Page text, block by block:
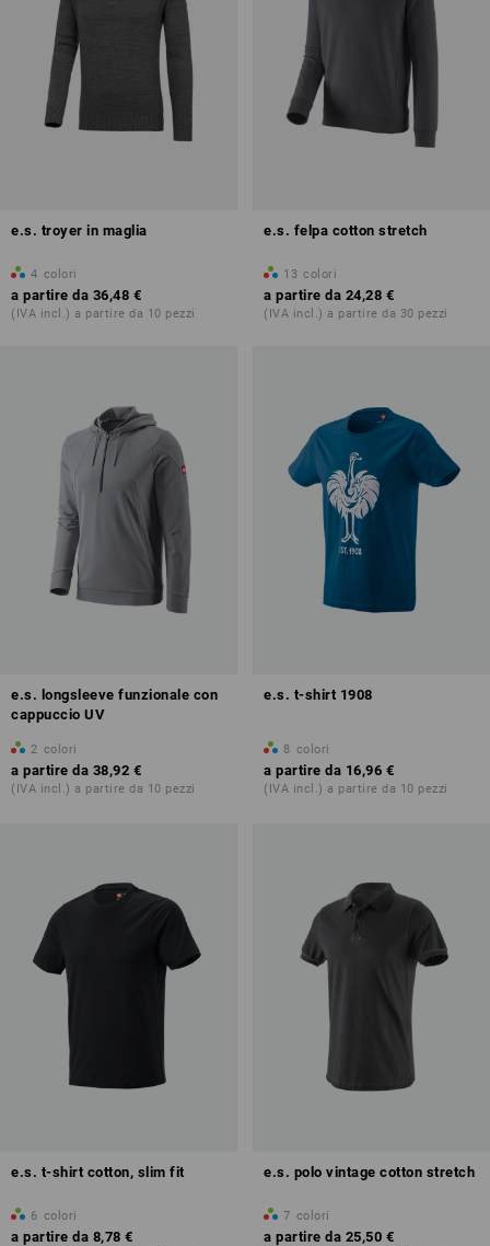
e.s. troyer in maglia
4 colori
a partire da 36,48 €
(IVA incl.) a partire da 10 pezzi
e.s. felpa cotton stretch
13 colori
a partire da 24,28 €
(IVA incl.) a partire da 30 pezzi
e.s. longsleeve funzionale con
cappuccio UV
2 colori
a partire da 38,92 €
(IVA incl.) a partire da 10 pezzi
e.s. t-shirt 1908
8 colori
a partire da 16,96 €
(IVA incl.) a partire da 10 pezzi
e.s. t-shirt cotton, slim fit
6 colori
a partire da 8,78 €
e.s. polo vintage cotton stretch
7 colori
a partire da 25,50 €